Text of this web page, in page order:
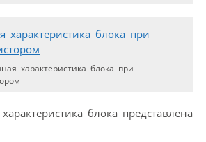
характеристика блока при
блока представлена